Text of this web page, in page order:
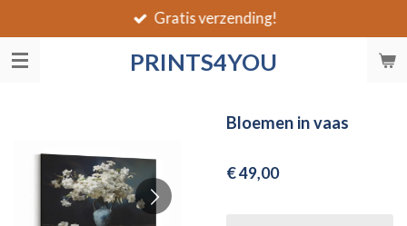
direct
naar
PRINTS4YOU
Gratis verzending!
Bloemen in vaas
€ 49,00